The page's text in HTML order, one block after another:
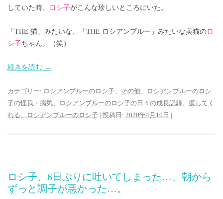
していた時、
ロシ子がこんな珍しいところにいた。
「THE 猫」みたいな、「THE ロシアンブルー」みたいな美猫のロ
シ子ちゃん。（笑）
続きを読む →
カテゴリー: ロシアンブルーのロシ子、その他
ロシアンブルーのロシ
子の怪我・病気
ロシアンブルーのロシ子の日々の成長記録
癒してく
れる、ロシアンブルーのロシ子 | 投稿日: 2020年4月10日 |
ロシ子、6日ぶりに吐いてしまった…、朝から
ずっと調子が悪かった…。